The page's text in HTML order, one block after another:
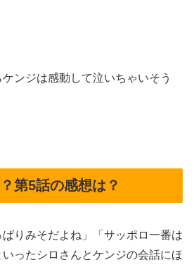
ンジは感動して泣いちゃいそう
第5話の感想は？
ぱりみそだよね」「サッポロ一番は
ったシロさんとケンジの会話にほ